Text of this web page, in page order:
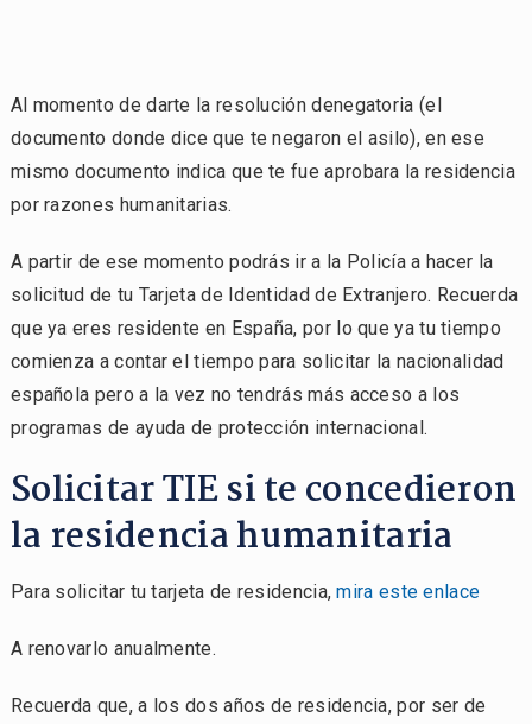
Al momento de darte la resolución denegatoria (el
documento donde dice que te negaron el asilo), en ese
mismo documento indica que te fue aprobara la residencia
por razones humanitarias.
A partir de ese momento podrás ir a la Policía a hacer la
solicitud de tu Tarjeta de Identidad de Extranjero. Recuerda
que ya eres residente en España, por lo que ya tu tiempo
comienza a contar el tiempo para solicitar la nacionalidad
española pero a la vez no tendrás más acceso a los
programas de ayuda de protección internacional.
Solicitar TIE si te concedieron
la residencia humanitaria
Para solicitar tu tarjeta de residencia,mira este enlace
A renovarlo anualmente.
Recuerda que, a los dos años de residencia, por ser de